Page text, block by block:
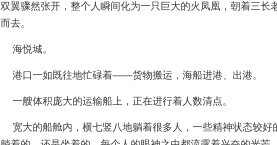
双翼骤然张开，整个人瞬间化为一只巨大的火凤凰，朝着三长
而去。
海悦城。
港口一如既往地忙碌着——货物搬运，海船进港、出港。
一艘体积庞大的运输船上，正在进行着人数清点。
宽大的船舱内，横七竖八地躺着很多人，一些精神状态较好